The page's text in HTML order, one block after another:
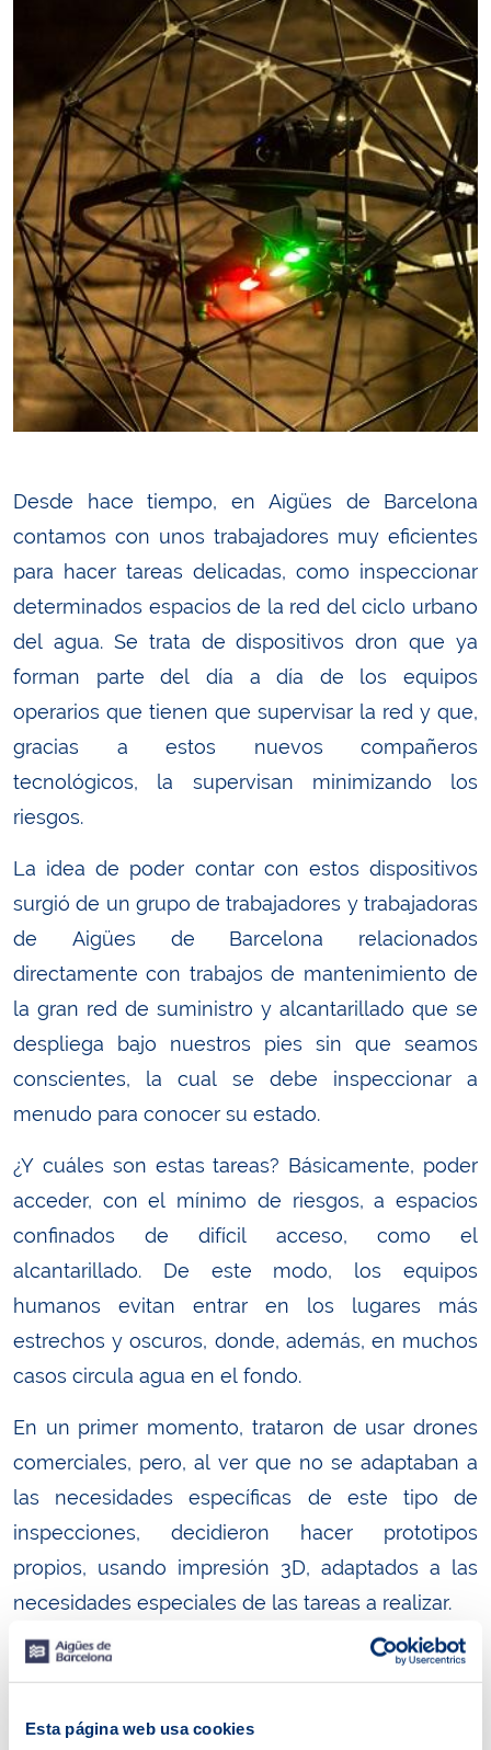
Esta página web usa cookies
Desde hace tiempo, en Aigües de Barcelona
contamos con unos trabajadores muy eficientes
para hacer tareas delicadas, como inspeccionar
determinados espacios de la red del ciclo urbano
del agua. Se trata de dispositivos dron que ya
forman parte del día a día de los equipos
operarios que tienen que supervisar la red y que,
gracias a estos nuevos compañeros
tecnológicos, la supervisan minimizando los
riesgos.
La idea de poder contar con estos dispositivos
surgió de un grupo de trabajadores y trabajadoras
de Aigües de Barcelona relacionados
directamente con trabajos de mantenimiento de
la gran red de suministro y alcantarillado que se
despliega bajo nuestros pies sin que seamos
conscientes, la cual se debe inspeccionar a
menudo para conocer su estado.
¿Y cuáles son estas tareas? Básicamente, poder
acceder, con el mínimo de riesgos, a espacios
confinados de difícil acceso, como el
alcantarillado. De este modo, los equipos
humanos evitan entrar en los lugares más
estrechos y oscuros, donde, además, en muchos
casos circula agua en el fondo.
En un primer momento, trataron de usar drones
comerciales, pero, al ver que no se adaptaban a
las necesidades específicas de este tipo de
inspecciones, decidieron hacer prototipos
propios, usando impresión 3D, adaptados a las
necesidades especiales de las tareas a realizar.